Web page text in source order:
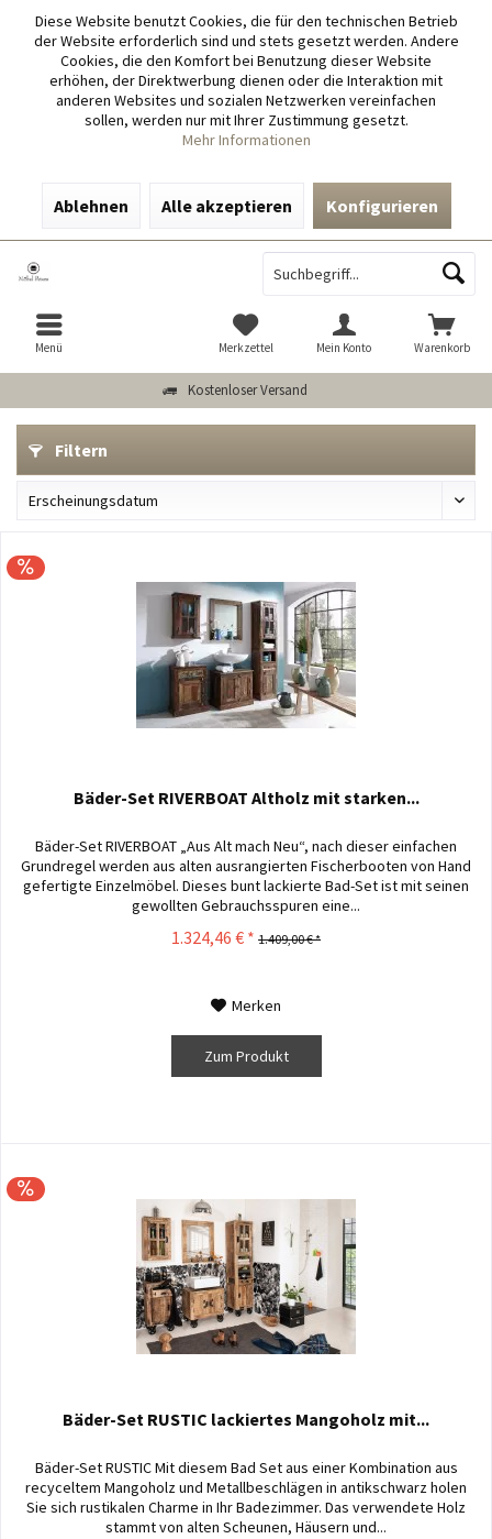
Diese Website benutzt Cookies, die für den technischen Betrieb
der Website erforderlich sind und stets gesetzt werden. Andere
Cookies, die den Komfort bei Benutzung dieser Website
erhöhen, der Direktwerbung dienen oder die Interaktion mit
anderen Websites und sozialen Netzwerken vereinfachen
sollen, werden nur mit Ihrer Zustimmung gesetzt.
Mehr Informationen
Ablehnen Alle akzeptieren Konfigurieren
Kostenloser Versand
Menü Warenkorb
Merkzettel Mein Konto
Filtern
Bäder-Set RIVERBOAT Altholz mit starken...
Bäder-Set RIVERBOAT „Aus Alt mach Neu“, nach dieser einfachen
Grundregel werden aus alten ausrangierten Fischerbooten von Hand
gefertigte Einzelmöbel. Dieses bunt lackierte Bad-Set ist mit seinen
gewollten Gebrauchsspuren eine...
1.324,46 € * 1.409,00 € *
Merken
Zum Produkt
Bäder-Set RUSTIC lackiertes Mangoholz mit...
Bäder-Set RUSTIC Mit diesem Bad Set aus einer Kombination aus
recyceltem Mangoholz und Metallbeschlägen in antikschwarz holen
Sie sich rustikalen Charme in Ihr Badezimmer. Das verwendete Holz
stammt von alten Scheunen, Häusern und...